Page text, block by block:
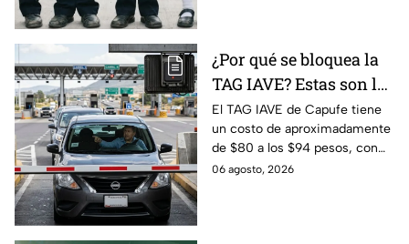
¿Por qué se bloquea la
TAG IAVE? Estas son las
razones por las que no
pasa en la caseta
El TAG IAVE de Capufe tiene
un costo de aproximadamente
de $80 a los $94 pesos, con
IVA incluido; te compartimos
06 agosto, 2026